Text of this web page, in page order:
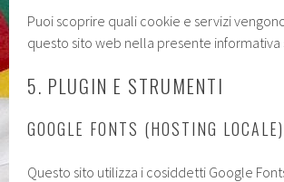
Puoi scoprire quali cookie e servizi
questo sito web nella presente informativa
5. PLUGIN E STRUMENTI
GOOGLE FONTS (HOSTING LOCALE)
Questo sito utilizza i cosiddetti Google